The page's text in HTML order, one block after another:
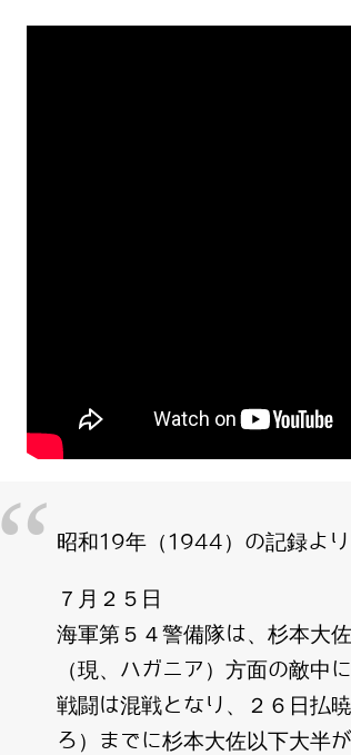
昭和19年（1944）の記録より
７月２５日
海軍第５４警備隊は、杉本大
（現、ハガニア）方面の敵中
戦闘は混戦となり、２６日払
ろ）までに杉本大佐以下大半が